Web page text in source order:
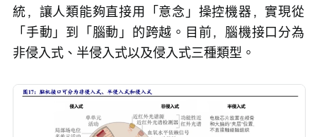
統，讓人類能夠直接用「意念」操控機器，實現從
「手動」到「腦動」的跨越。目前，腦機接口分為
非侵入式、半侵入式以及侵入式三種類型。